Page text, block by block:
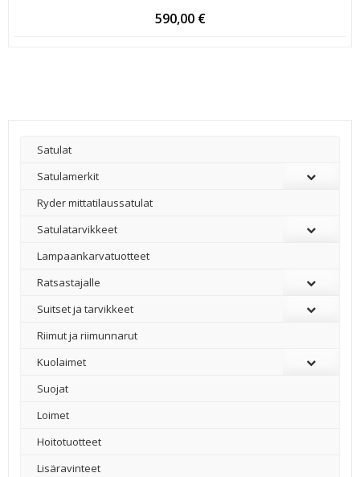
590,00 €
Satulat
Satulamerkit
Ryder mittatilaussatulat
Satulatarvikkeet
–
Lampaankarvatuotteet
Ratsastajalle
Suitset ja tarvikkeet
Riimut ja riimunnarut
Kuolaimet
Suojat
Loimet
Hoitotuotteet
Lisäravinteet